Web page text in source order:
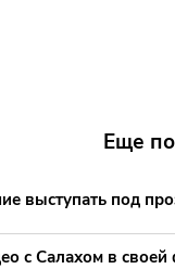
Еще
выступать под
с Салахом в